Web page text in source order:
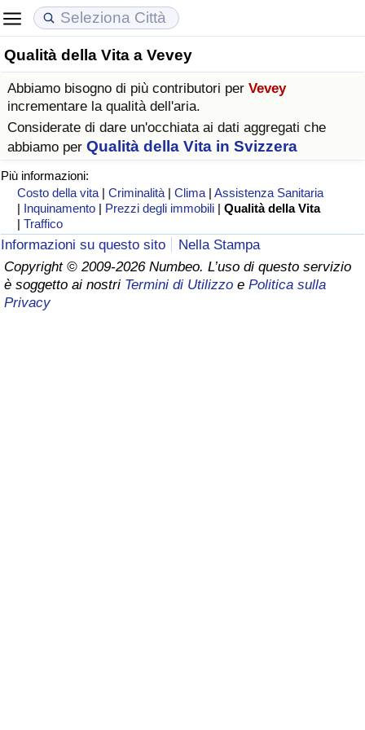
Qualità della Vita a Vevey
Abbiamo bisogno di più contributori per Vevey
incrementare la qualità dell'aria.
Considerate di dare un'occhiata ai dati aggregati che
abbiamo per Qualità della Vita in Svizzera
Più informazioni:
Costo della vita |Criminalità |Clima |Assistenza Sanitaria
| Inquinamento | Prezzi degli immobili |Qualità della Vita
|Traffico
Informazioni su questo sito
Nella Stampa
Copyright © 2009-2026 Numbeo. L’uso di questo servizio
è soggetto ai nostri Termini di Utilizzo e Politica sulla
Privacy
Costo della vita
Indice Del Costo Della Vita (corrente)
Indice Del Costo Della Vita
Indice del Costo della Vita per Nazione
ad Aqaba
Prezzi degli immobili
Indice del Prezzo delle Case (Corrente)
Indice del Prezzo delle Case
Indice del Prezzo delle Case per Nazione
Qualità della Vita
Indice della Qualità della Vita
Indice della Qualità della Vita (Corrente)
Indice della qualità della vita per Paese
Criminalità
Indice del Tasso di Criminalità (Corrente)
Indice della Criminalità